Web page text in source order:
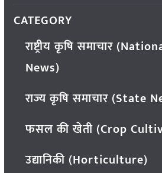
CATEGORY
राष्ट्रीय कृषि समाचार
News)
राज्य कृषि समाचार (State
फसल की खेती (Crop
उद्यानिकी (Horticulture)